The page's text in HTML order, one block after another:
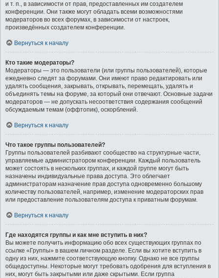
и т. п., в зависимости от прав, предоставленных им создателем
конференции. Они также могут обладать всеми возможностями
модераторов во всех форумах, в зависимости от настроек,
произведённых создателем конференции.
Вернуться к началу
Кто такие модераторы?
Модераторы — это пользователи (или группы пользователей), которые
ежедневно следят за форумами. Они имеют право редактировать или
удалять сообщения, закрывать, открывать, перемещать, удалять и
объединять темы на форуме, за который они отвечают. Основные задачи
модераторов — не допускать несоответствия содержания сообщений
обсуждаемым темам (оффтопик), оскорблений.
Вернуться к началу
Что такое группы пользователей?
Группы пользователей разбивают сообщество на структурные части,
управляемые администратором конференции. Каждый пользователь
может состоять в нескольких группах, и каждой группе могут быть
назначены индивидуальные права доступа. Это облегчает
администраторам назначение прав доступа одновременно большому
количеству пользователей, например, изменение модераторских прав
или предоставление пользователям доступа к приватным форумам.
Вернуться к началу
Где находятся группы и как мне вступить в них?
Вы можете получить информацию обо всех существующих группах по
ссылке «Группы» в вашем личном разделе. Если вы хотите вступить в
одну из них, нажмите соответствующую кнопку. Однако не все группы
общедоступны. Некоторые могут требовать одобрения для вступления в
них, могут быть закрытыми или даже скрытыми. Если группа